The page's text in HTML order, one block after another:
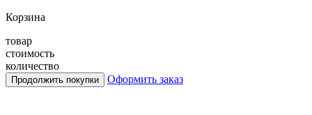
Корзина
товар
стоимость
количество
Оформить заказ